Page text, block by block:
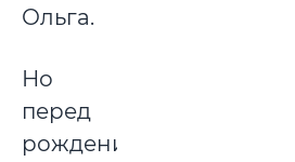
Ольга.
Но
перед
рождением